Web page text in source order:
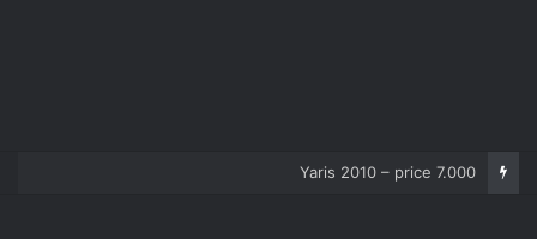
Yaris 2010 – price 7.000